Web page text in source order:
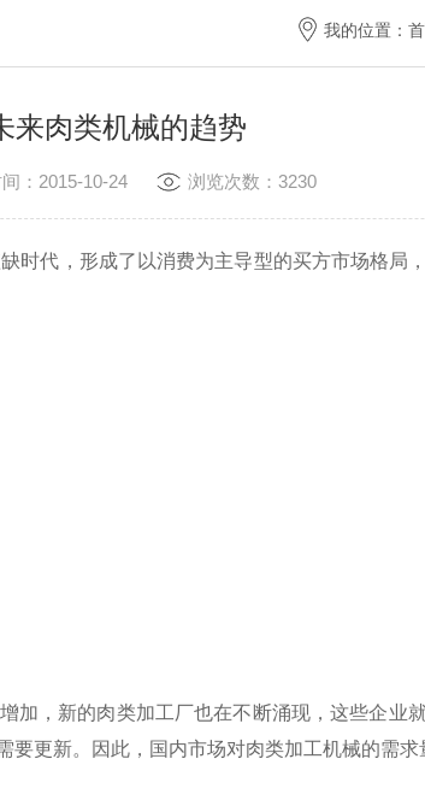
我的位置：
来肉类机械的趋势
间：2015-10-24 浏览次数：3230
代，形成了以消费为主导型的买方市场格局
，新的肉类加工厂也在不断涌现，这些企业就
更新。因此，国内市场对肉类加工机械的需求